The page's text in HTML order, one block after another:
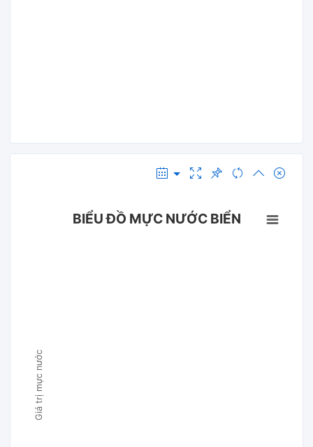
Giá trị mực nước
BIỂU ĐỒ MỰC NƯỚC BIỂN